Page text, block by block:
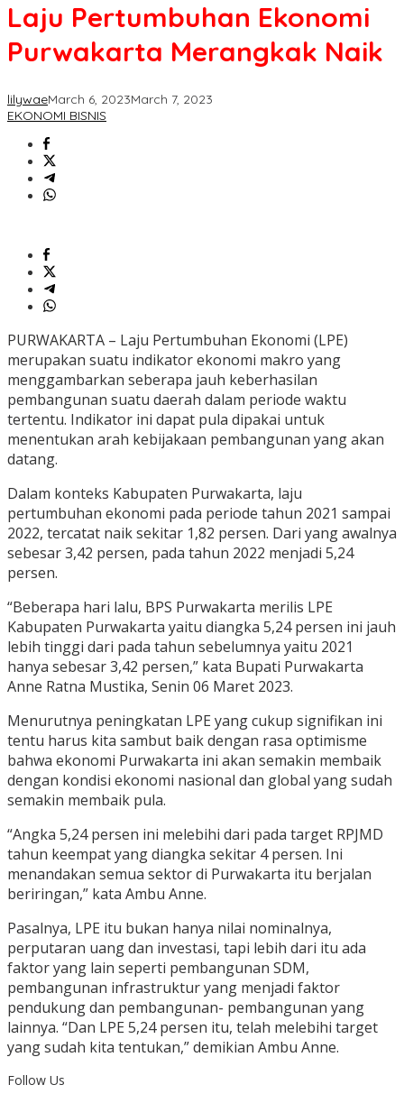
Laju Pertumbuhan Ekonomi
Purwakarta Merangkak Naik
lilywaeMarch 6, 2023March 7, 2023
EKONOMI BISNIS
PURWAKARTA – Laju Pertumbuhan Ekonomi (LPE)
merupakan suatu indikator ekonomi makro yang
menggambarkan seberapa jauh keberhasilan
pembangunan suatu daerah dalam periode waktu
tertentu. Indikator ini dapat pula dipakai untuk
menentukan arah kebijakaan pembangunan yang akan
datang.
Dalam konteks Kabupaten Purwakarta, laju
pertumbuhan ekonomi pada periode tahun 2021 sampai
2022, tercatat naik sekitar 1,82 persen. Dari yang awalnya
sebesar 3,42 persen, pada tahun 2022 menjadi 5,24
persen.
“Beberapa hari lalu, BPS Purwakarta merilis LPE
Kabupaten Purwakarta yaitu diangka 5,24 persen ini jauh
lebih tinggi dari pada tahun sebelumnya yaitu 2021
hanya sebesar 3,42 persen,” kata Bupati Purwakarta
Anne Ratna Mustika, Senin 06 Maret 2023.
Menurutnya peningkatan LPE yang cukup signifikan ini
tentu harus kita sambut baik dengan rasa optimisme
bahwa ekonomi Purwakarta ini akan semakin membaik
dengan kondisi ekonomi nasional dan global yang sudah
semakin membaik pula.
“Angka 5,24 persen ini melebihi dari pada target RPJMD
tahun keempat yang diangka sekitar 4 persen. Ini
menandakan semua sektor di Purwakarta itu berjalan
beriringan,” kata Ambu Anne.
Pasalnya, LPE itu bukan hanya nilai nominalnya,
perputaran uang dan investasi, tapi lebih dari itu ada
faktor yang lain seperti pembangunan SDM,
pembangunan infrastruktur yang menjadi faktor
pendukung dan pembangunan- pembangunan yang
lainnya. “Dan LPE 5,24 persen itu, telah melebihi target
yang sudah kita tentukan,” demikian Ambu Anne.
Follow Us